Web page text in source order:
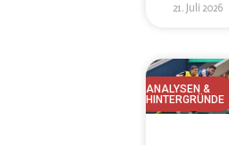
21. Juli 2026
ANALYSEN &
HINTERGRÜNDE